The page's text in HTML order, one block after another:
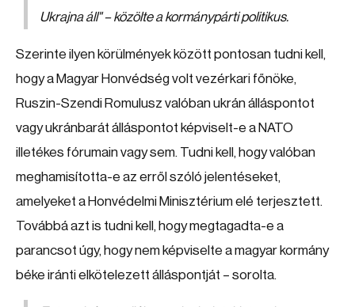
Ukrajna áll" – közölte a kormánypárti politikus.
Szerinte ilyen körülmények között pontosan tudni kell,
hogy a Magyar Honvédség volt vezérkari főnöke,
Ruszin-Szendi Romulusz valóban ukrán álláspontot
vagy ukránbarát álláspontot képviselt-e a NATO
illetékes fórumain vagy sem. Tudni kell, hogy valóban
meghamisította-e az erről szóló jelentéseket,
amelyeket a Honvédelmi Minisztérium elé terjesztett.
Továbbá azt is tudni kell, hogy megtagadta-e a
parancsot úgy, hogy nem képviselte a magyar kormány
béke iránti elkötelezett álláspontját – sorolta.